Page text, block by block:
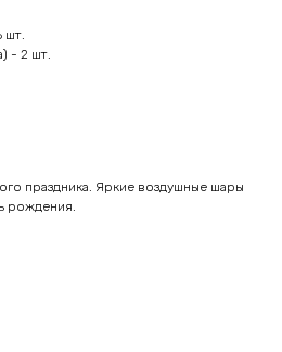
шт.
- 2 шт.
праздника. Яркие воздушные шары
рождения.